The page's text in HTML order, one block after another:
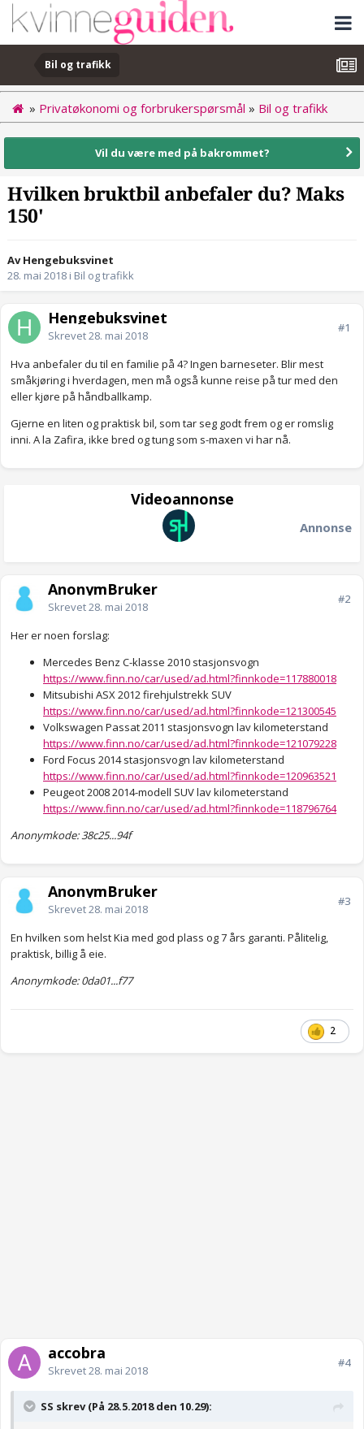
Bil og trafikk
» Privatøkonomi og forbrukerspørsmål » Bil og trafikk
Vil du være med på bakrommet?
Hvilken bruktbil anbefaler du? Maks
150'
Av Hengebuksvinet
28. mai 2018 i Bil og trafikk
Hengebuksvinet
Skrevet28. mai 2018
#1
Hva anbefaler du til en familie på 4? Ingen barneseter. Blir mest
småkjøring i hverdagen, men må også kunne reise på tur med den
eller kjøre på håndballkamp.
Gjerne en liten og praktisk bil, som tar seg godt frem og er romslig
inni. A la Zafira, ikke bred og tung som s-maxen vi har nå.
Videoannonse
Annonse
AnonymBruker
Skrevet28. mai 2018
#2
Her er noen forslag:
Mercedes Benz C-klasse 2010 stasjonsvogn
https://www.finn.no/car/used/ad.html?finnkode=117880018
Mitsubishi ASX 2012 firehjulstrekk SUV
https://www.finn.no/car/used/ad.html?finnkode=121300545
Volkswagen Passat 2011 stasjonsvogn lav kilometerstand
https://www.finn.no/car/used/ad.html?finnkode=121079228
Ford Focus 2014 stasjonsvogn lav kilometerstand
https://www.finn.no/car/used/ad.html?finnkode=120963521
Peugeot 2008 2014-modell SUV lav kilometerstand
https://www.finn.no/car/used/ad.html?finnkode=118796764
Anonymkode: 38c25...94f
AnonymBruker
Skrevet28. mai 2018
#3
En hvilken som helst Kia med god plass og 7 års garanti. Pålitelig,
praktisk, billig å eie.
Anonymkode: 0da01...f77
2
accobra
Skrevet28. mai 2018
#4
SS skrev (På 28.5.2018 den 10.29):